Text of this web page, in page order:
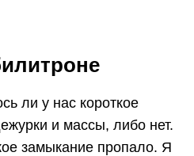
ли у нас короткое
и массы, либо нет.
замыкание пропало. Я